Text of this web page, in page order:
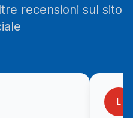
recensioni sul sito
L